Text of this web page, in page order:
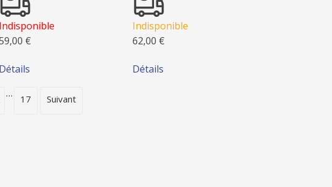
Détails
Indisponible
€
Détails
Indisponible
62,00 €
… 17 Suivant